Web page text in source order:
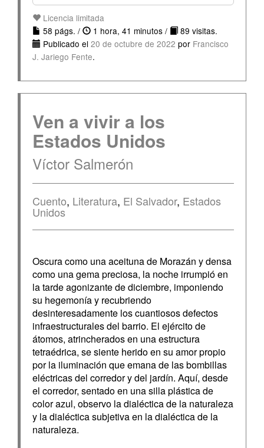
Licencia limitada
58 págs. /
1 hora, 41 minutos /
89 visitas.
Publicado el 20 de octubre de 2022 por Francisco
J. Jariego Fente.
Ven a vivir a los
Estados Unidos
Víctor Salmerón
Cuento, Literatura, El Salvador, Estados
Unidos
Oscura como una aceituna de Morazán y densa
como una gema preciosa, la noche irrumpió en
la tarde agonizante de diciembre, imponiendo
su hegemonía y recubriendo
desinteresadamente los cuantiosos defectos
infraestructurales del barrio. El ejército de
átomos, atrincherados en una estructura
tetraédrica, se siente herido en su amor propio
por la iluminación que emana de las bombillas
eléctricas del corredor y del jardín. Aquí, desde
el corredor, sentado en una silla plástica de
color azul, observo la dialéctica de la naturaleza
y la dialéctica subjetiva en la dialéctica de la
naturaleza.